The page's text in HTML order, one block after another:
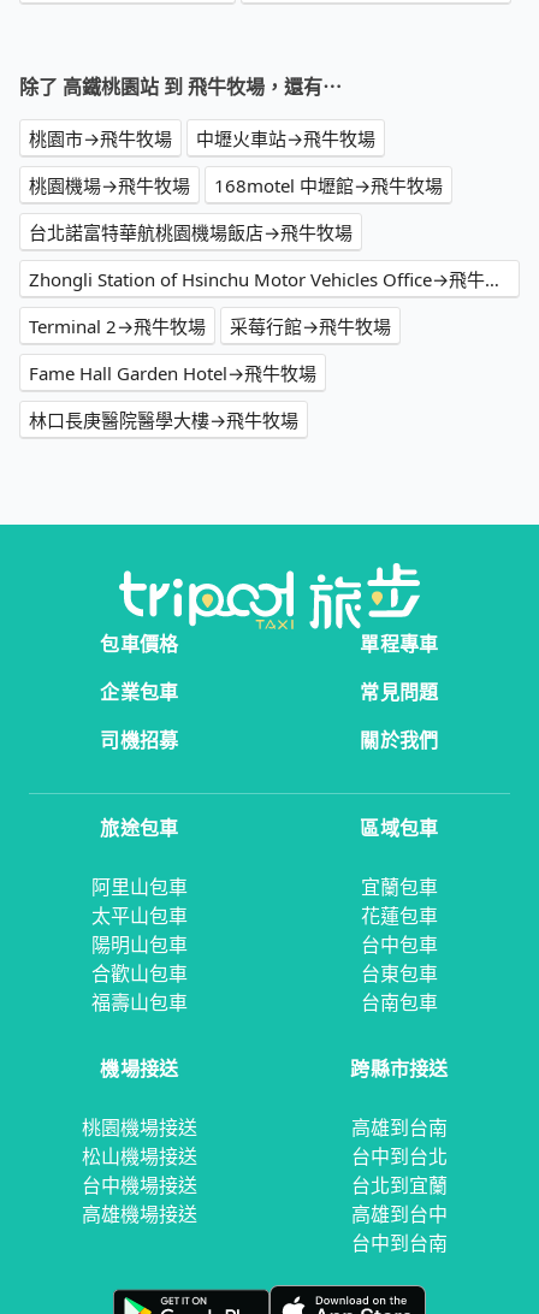
除了 高鐵桃園站 到 飛牛牧場，還有⋯
桃園市→飛牛牧場
中壢火車站→飛牛牧場
桃園機場→飛牛牧場
168motel 中壢館→飛牛牧場
台北諾富特華航桃園機場飯店→飛牛牧場
Zhongli Station of Hsinchu Motor Vehicles Office→飛牛牧場
Terminal 2→飛牛牧場
采莓行館→飛牛牧場
Fame Hall Garden Hotel→飛牛牧場
林口長庚醫院醫學大樓→飛牛牧場
包車價格
單程專車
企業包車
常見問題
司機招募
關於我們
旅途包車
阿里山包車
太平山包車
陽明山包車
合歡山包車
福壽山包車
區域包車
宜蘭包車
花蓮包車
台中包車
台東包車
台南包車
機場接送
桃園機場接送
松山機場接送
台中機場接送
高雄機場接送
跨縣市接送
高雄到台南
台中到台北
台北到宜蘭
高雄到台中
台中到台南